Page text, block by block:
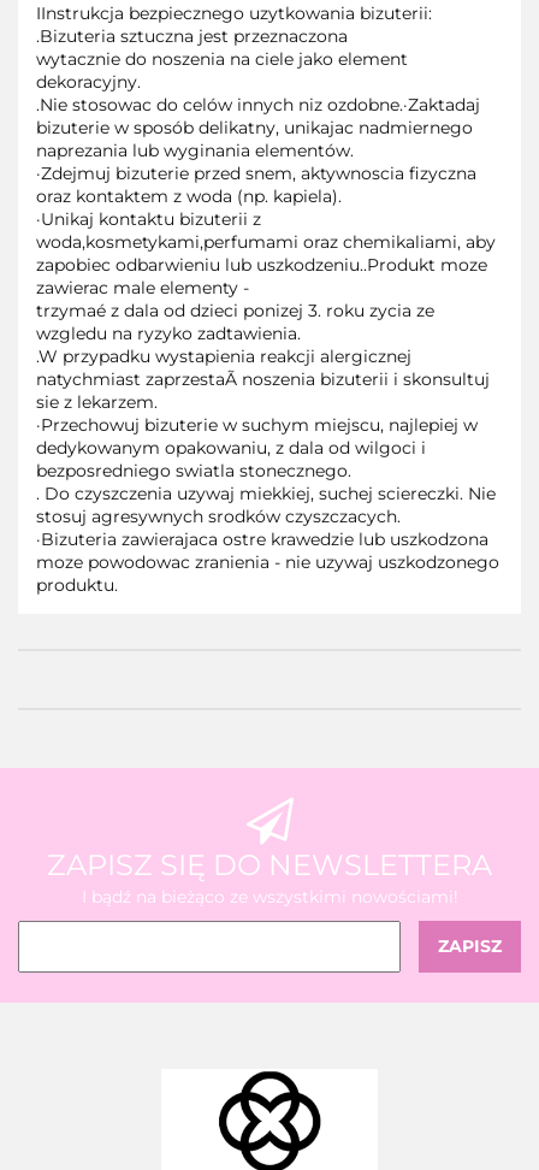
IInstrukcja bezpiecznego uzytkowania bizuterii:
.Bizuteria sztuczna jest przeznaczona
wytacznie do noszenia na ciele jako element
dekoracyjny.
.Nie stosowac do celów innych niz ozdobne.·Zaktadaj
bizuterie w sposób delikatny, unikajac nadmiernego
naprezania lub wyginania elementów.
·Zdejmuj bizuterie przed snem, aktywnoscia fizyczna
oraz kontaktem z woda (np. kapiela).
·Unikaj kontaktu bizuterii z
woda,kosmetykami,perfumami oraz chemikaliami, aby
zapobiec odbarwieniu lub uszkodzeniu..Produkt moze
zawierac male elementy -
trzymaé z dala od dzieci ponizej 3. roku zycia ze
wzgledu na ryzyko zadtawienia.
.W przypadku wystapienia reakcji alergicznej
natychmiast zaprzestaÃ noszenia bizuterii i skonsultuj
sie z lekarzem.
·Przechowuj bizuterie w suchym miejscu, najlepiej w
dedykowanym opakowaniu, z dala od wilgoci i
bezposredniego swiatla stonecznego.
. Do czyszczenia uzywaj miekkiej, suchej sciereczki. Nie
stosuj agresywnych srodków czyszczacych.
·Bizuteria zawierajaca ostre krawedzie lub uszkodzona
moze powodowac zranienia - nie uzywaj uszkodzonego
produktu.
ZAPISZ SIĘ DO NEWSLETTERA
I bądź na bieżąco ze wszystkimi nowościami!